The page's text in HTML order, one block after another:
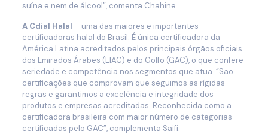
suína e nem de álcool”, comenta Chahine.
A Cdial Halal – uma das maiores e importantes
certificadoras halal do Brasil. É única certificadora da
América Latina acreditados pelos principais órgãos oficiais
dos Emirados Árabes (EIAC) e do Golfo (GAC), o que confere
seriedade e competência nos segmentos que atua. “São
certificações que comprovam que seguimos as rígidas
regras e garantimos a excelência e integridade dos
produtos e empresas acreditadas. Reconhecida como a
certificadora brasileira com maior número de categorias
certificadas pelo GAC”, complementa Saifi.